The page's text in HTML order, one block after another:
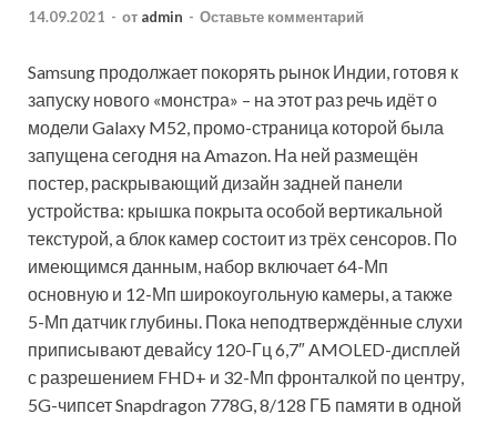
14.09.2021 - от admin - Оставьте комментарий
Samsung продолжает покорять рынок Индии, готовя к
запуску нового «монстра» – на этот раз речь идёт о
модели Galaxy M52, промо-страница которой была
запущена сегодня на Amazon. На ней размещён
постер, раскрывающий дизайн задней панели
устройства: крышка покрыта особой вертикальной
текстурой, а блок камер состоит из трёх сенсоров. По
имеющимся данным, набор включает 64-Мп
основную и 12-Мп широкоугольную камеры, а также
5-Мп датчик глубины. Пока неподтверждённые слухи
приписывают девайсу 120-Гц 6,7″ AMOLED-дисплей
с разрешением FHD+ и 32-Мп фронталкой по центру,
5G-чипсет Snapdragon 778G, 8/128 ГБ памяти в одной